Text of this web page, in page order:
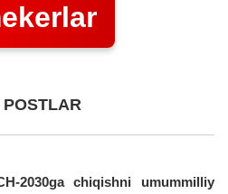
2030ga chiqishni umummilliy